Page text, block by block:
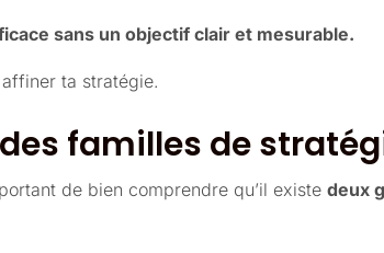
sans un objectif clair et mesurable.
ta stratégie.
familles de
de bien comprendre qu’il existedeux